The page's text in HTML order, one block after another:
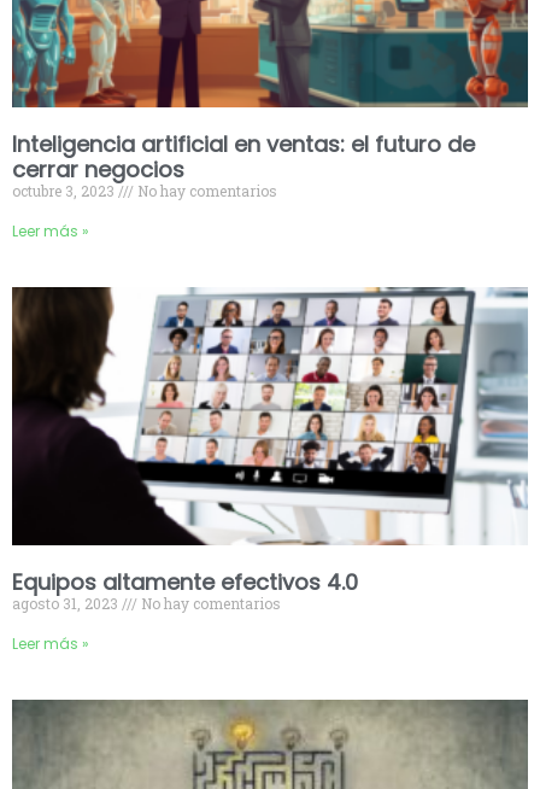
Inteligencia artificial en ventas: el futuro de
cerrar negocios
octubre 3, 2023 No hay comentarios
Leer más »
Equipos altamente efectivos 4.0
agosto 31, 2023 No hay comentarios
Leer más »